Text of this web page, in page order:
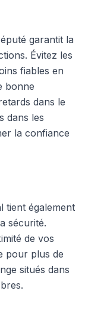
garantit la
Évitez les
fiables en
bonne
dans le
dans les
la confiance
tient également
sécurité.
de vos
pour plus de
situés dans